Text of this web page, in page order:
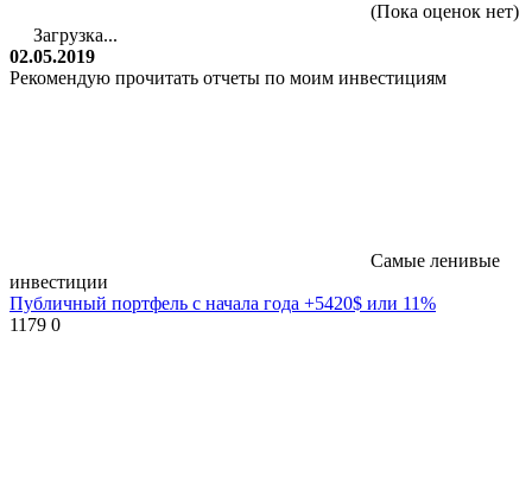
(Пока оценок нет)
Загрузка...
02.05.2019
Рекомендую прочитать отчеты по моим инвестициям
Самые ленивые
инвестиции
Публичный портфель с начала года +5420$ или 11%
1179 0